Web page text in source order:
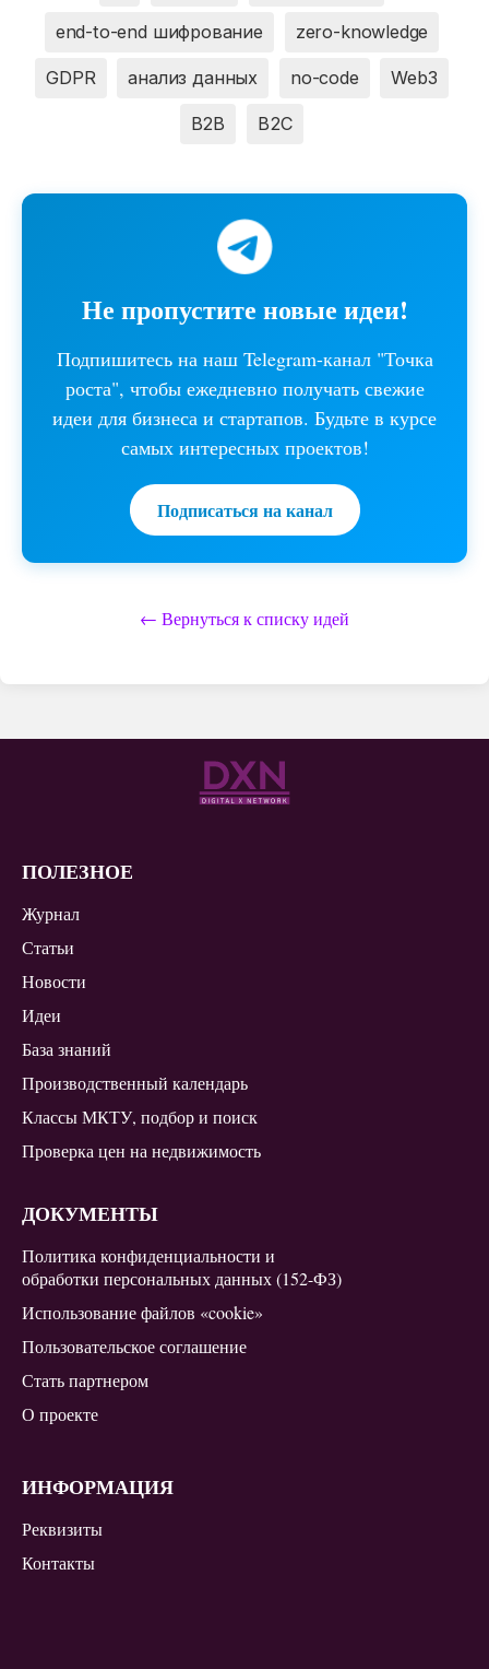
end-to-end шифрование zero-knowledge
GDPR анализ данных no-code Web3
B2B B2C
Не пропустите новые идеи!
Подпишитесь на наш Telegram-канал "Точка
роста", чтобы ежедневно получать свежие
идеи для бизнеса и стартапов. Будьте в курсе
самых интересных проектов!
Подписаться на канал
← Вернуться к списку идей
ПОЛЕЗНОЕ
Журнал
Статьи
Новости
Идеи
База знаний
Производственный календарь
Классы МКТУ, подбор и поиск
Проверка цен на недвижимость
ДОКУМЕНТЫ
Политика конфиденциальности и
обработки персональных данных (152-ФЗ)
Использование файлов «cookie»
Пользовательское соглашение
Стать партнером
О проекте
ИНФОРМАЦИЯ
Реквизиты
Контакты